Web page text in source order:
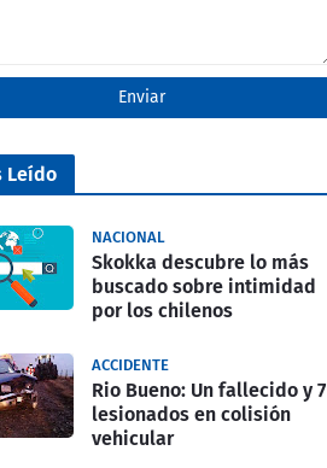
Leído
NACIONAL
Skokka descubre lo más
buscado sobre intimidad
por los chilenos
ACCIDENTE
Rio Bueno: Un fallecido y 7
lesionados en colisión
vehicular